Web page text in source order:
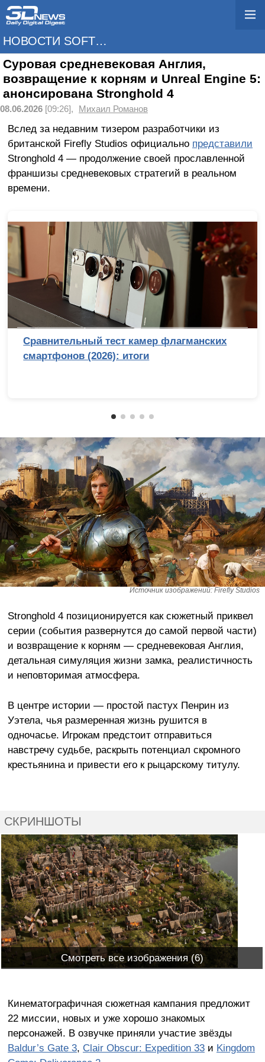
НОВОСТИ SOFTWARE
Суровая средневековая Англия,
возвращение к корням и Unreal Engine 5:
анонсирована Stronghold 4
08.06.2026 [09:26], Михаил Романов
Вслед за недавним тизером разработчики из
британской Firefly Studios официально представили
Stronghold 4 — продолжение своей прославленной
франшизы средневековых стратегий в реальном
времени.
Сравнительный тест камер флагманских
смартфонов (2026): итоги
Источник изображений: Firefly Studios
Stronghold 4 позиционируется как сюжетный приквел
серии (события развернутся до самой первой части)
и возвращение к корням — средневековая Англия,
детальная симуляция жизни замка, реалистичность
и неповторимая атмосфера.
В центре истории — простой пастух Пенрин из
Уэтела, чья размеренная жизнь рушится в
одночасье. Игрокам предстоит отправиться
навстречу судьбе, раскрыть потенциал скромного
крестьянина и привести его к рыцарскому титулу.
СКРИНШОТЫ
Смотреть все изображения (6)
Кинематографичная сюжетная кампания предложит
22 миссии, новых и уже хорошо знакомых
персонажей. В озвучке приняли участие звёзды
Baldur’s Gate 3, Clair Obscur: Expedition 33и Kingdom